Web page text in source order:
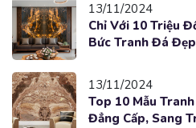
13/11/2024
Chỉ Với 10 Triệu
Bức Tranh Đá
13/11/2024
Top 10 Mẫu
Đẳng Cấp, Sang